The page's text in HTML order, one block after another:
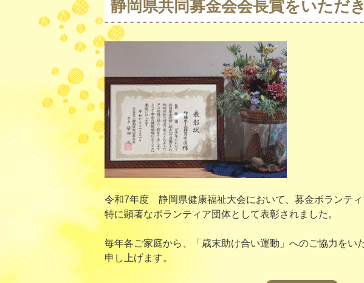
静岡県共同募金会会長賞をいただ
令和7年度 静岡県健康福祉大会において、募金ボランテ
特に顕著なボランティア団体として表彰されました。
毎年各ご家庭から、「歳末助け合い運動」へのご協力をい
申し上げます。